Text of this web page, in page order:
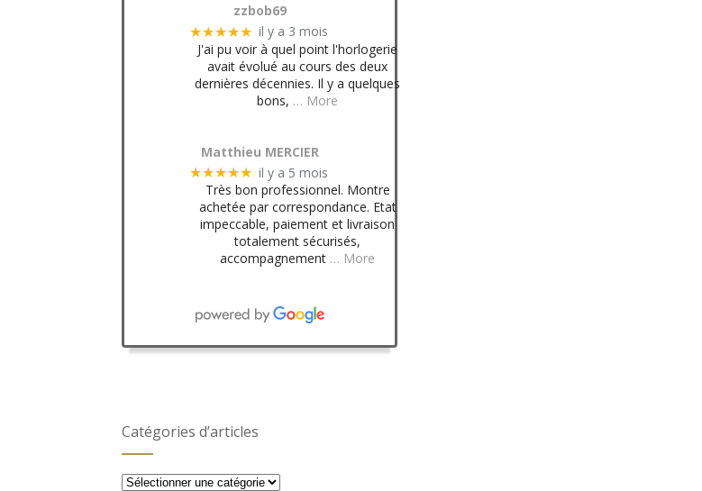
zzbob69
★★★★★ il y a 3 mois
J'ai pu voir à quel point l'horlogerie
avait évolué au cours des deux
dernières décennies. Il y a quelques
bons, … More
Matthieu MERCIER
★★★★★ il y a 5 mois
Très bon professionnel. Montre
achetée par correspondance. Etat
impeccable, paiement et livraison
totalement sécurisés,
accompagnement … More
Catégories d’articles
Catégories